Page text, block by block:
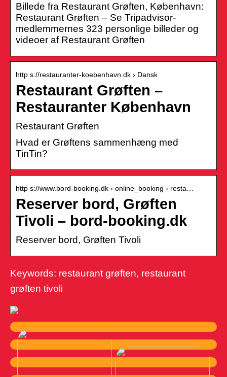
Billede fra Restaurant Grøften, København:
Restaurant Grøften – Se Tripadvisor-
medlemmernes 323 personlige billeder og
videoer af Restaurant Grøften
http s://restauranter-koebenhavn.dk › Dansk
Restaurant Grøften –
Restauranter København
Restaurant Grøften
Hvad er Grøftens sammenhæng med
TinTin?
http s://www.bord-booking.dk › online_booking › resta…
Reserver bord, Grøften
Tivoli – bord-booking.dk
Reserver bord, Grøften Tivoli
Keywords: restaurant grøften, restaurant
grøften tivoli